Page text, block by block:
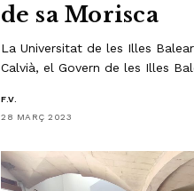
de sa Morisca
La Universitat de les Illes
Calvià, el Govern de les Illes
F.V.
28 MARÇ 2023